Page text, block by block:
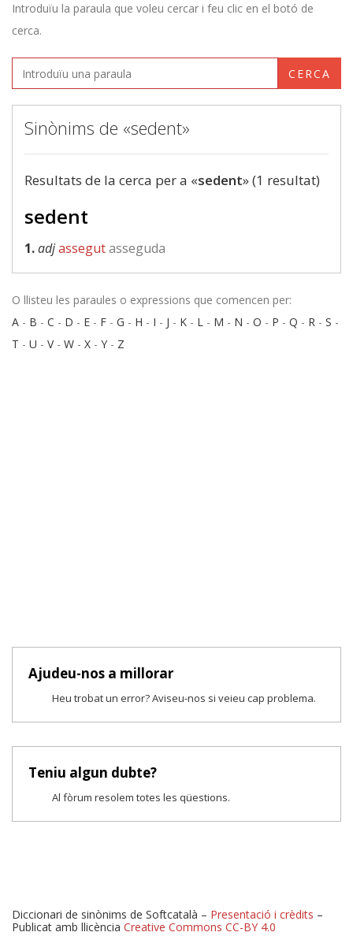
Introduïu la paraula que voleu cercar i feu clic en el botó de
cerca.
CERCA
Sinònims de «sedent»
Resultats de la cerca per a «sedent» (1 resultat)
sedent
1.adjassegutasseguda
O llisteu les paraules o expressions que comencen per:
A - B - C - D - E - F - G - H - I - J - K - L - M - N - O - P - Q - R - S -
T - U - V- W - X - Y - Z
Ajudeu-nos a millorar
Heu trobat un error? Aviseu-nos si veieu cap problema.
Teniu algun dubte?
Al fòrum resolem totes les qüestions.
Diccionari de sinònims de Softcatalà – Presentació i crèdits –
Publicat amb llicència Creative Commons CC-BY 4.0